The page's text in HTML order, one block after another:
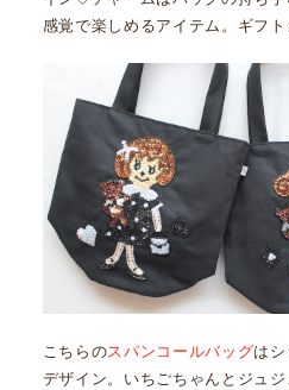
感覚で楽しめるアイテム。ギフト
こちらのスパンコールバッグは
デザイン。いちごちゃんとジュ